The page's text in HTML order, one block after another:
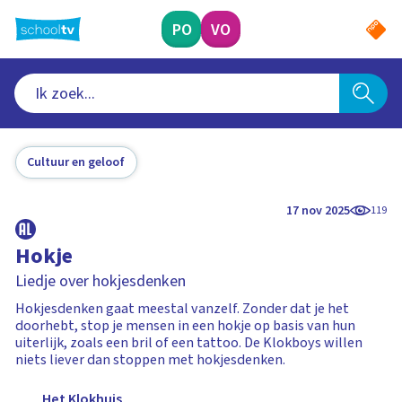
naar
hoofdinhoud
PO VO
Cultuur en geloof
17 nov 2025 119
Hokje
Liedje over hokjesdenken
Hokjesdenken gaat meestal vanzelf. Zonder dat je het
doorhebt, stop je mensen in een hokje op basis van hun
uiterlijk, zoals een bril of een tattoo. De Klokboys willen
niets liever dan stoppen met hokjesdenken.